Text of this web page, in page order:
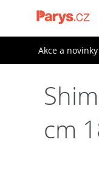
Akce a novinky
cm